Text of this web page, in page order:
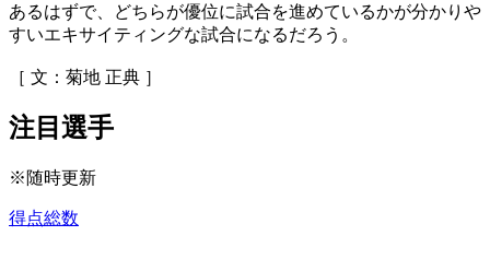
あるはずで、どちらが優位に試合を進めているかが分かりや
すいエキサイティングな試合になるだろう。
［ 文：菊地 正典 ］
注目選手
※随時更新
得点総数